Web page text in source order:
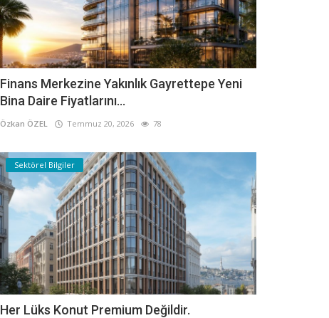
Finans Merkezine Yakınlık Gayrettepe Yeni
Bina Daire Fiyatlarını...
Özkan ÖZEL Temmuz 20, 2026 78
Sektörel Bilgiler
Her Lüks Konut Premium Değildir.